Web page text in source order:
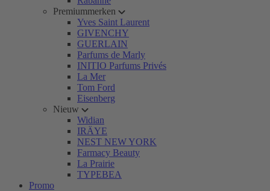
Premiummerken
Yves Saint Laurent
GIVENCHY
GUERLAIN
Parfums de Marly
INITIO Parfums Privés
La Mer
Tom Ford
Eisenberg
Nieuw
Widian
IRÄYE
NEST NEW YORK
Farmacy Beauty
La Prairie
TYPEBEA
Promo